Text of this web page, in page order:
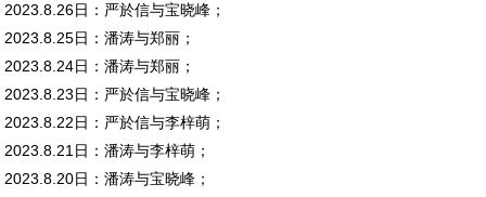
2023.8.26日：严於信与宝晓峰；
2023.8.25日：潘涛与郑丽；
2023.8.24日：潘涛与郑丽；
2023.8.23日：严於信与宝晓峰；
2023.8.22日：严於信与李梓萌；
2023.8.21日：潘涛与李梓萌；
2023.8.20日：潘涛与宝晓峰；